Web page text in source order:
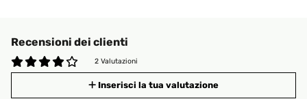
Recensioni dei clienti
2 Valutazioni
Inserisci la tua valutazione